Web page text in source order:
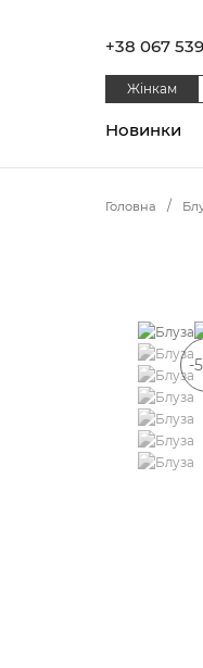
+38 067
Жінкам
Новинки
Головна
-